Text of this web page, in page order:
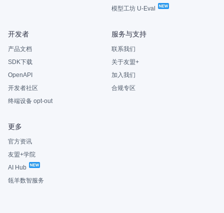
模型工坊 U-Eval
开发者
产品文档
SDK下载
OpenAPI
开发者社区
终端设备 opt-out
服务与支持
联系我们
关于友盟+
加入我们
合规专区
更多
官方资讯
友盟+学院
AI Hub
瓴羊数智服务